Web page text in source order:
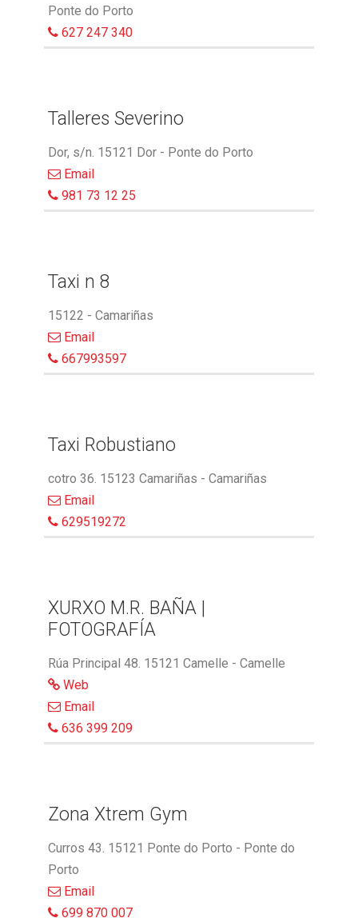
Ponte do Porto
627 247 340
Talleres Severino
Dor, s/n. 15121 Dor - Ponte do Porto
Email
981 73 12 25
Taxi n 8
15122 - Camariñas
Email
667993597
Taxi Robustiano
cotro 36. 15123 Camariñas - Camariñas
Email
629519272
XURXO M.R. BAÑA |
FOTOGRAFÍA
Rúa Principal 48. 15121 Camelle - Camelle
Web
Email
636 399 209
Zona Xtrem Gym
Curros 43. 15121 Ponte do Porto - Ponte do
Porto
Email
699 870 007